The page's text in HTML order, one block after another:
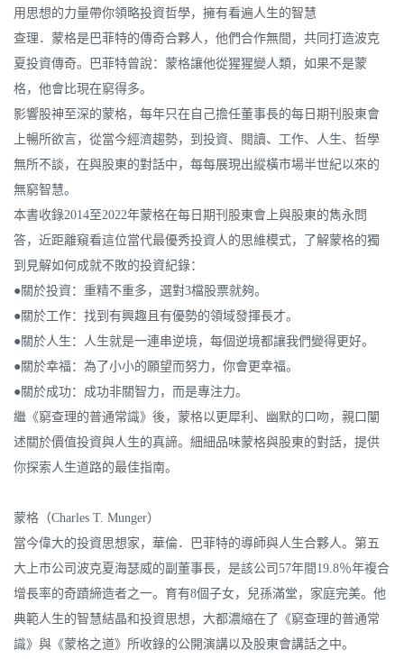
用思想的力量帶你領略投資哲學，擁有看遍人生的智慧
查理．蒙格是巴菲特的傳奇合夥人，他們合作無間，共同打造波克
夏投資傳奇。巴菲特曾說：蒙格讓他從猩猩變人類，如果不是蒙
格，他會比現在窮得多。
影響股神至深的蒙格，每年只在自己擔任董事長的每日期刊股東會
上暢所欲言，從當今經濟趨勢，到投資、閱讀、工作、人生、哲學
無所不談，在與股東的對話中，每每展現出縱橫市場半世紀以來的
無窮智慧。
本書收錄2014至2022年蒙格在每日期刊股東會上與股東的雋永問
答，近距離窺看這位當代最優秀投資人的思維模式，了解蒙格的獨
到見解如何成就不敗的投資紀錄：
●關於投資：重精不重多，選對3檔股票就夠。
●關於工作：找到有興趣且有優勢的領域發揮長才。
●關於人生：人生就是一連串逆境，每個逆境都讓我們變得更好。
●關於幸福：為了小小的願望而努力，你會更幸福。
●關於成功：成功非關智力，而是專注力。
繼《窮查理的普通常識》後，蒙格以更犀利、幽默的口吻，親口闡
述關於價值投資與人生的真諦。細細品味蒙格與股東的對話，提供
你探索人生道路的最佳指南。
蒙格（Charles T. Munger）
當今偉大的投資思想家，華倫．巴菲特的導師與人生合夥人。第五
大上市公司波克夏海瑟威的副董事長，是該公司57年間19.8％年複合
增長率的奇蹟締造者之一。育有8個子女，兒孫滿堂，家庭完美。他
典範人生的智慧結晶和投資思想，大都濃縮在了《窮查理的普通常
識》與《蒙格之道》所收錄的公開演講以及股東會講話之中。